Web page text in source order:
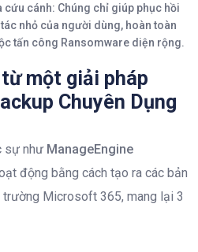
cứu cánh: Chúng chỉ giúp phục hồi
nhỏ của người dùng, hoàn toàn
tấn công Ransomware diện rộng.
một giải pháp
Chuyên Dụng
sự như ManageEngine
động bằng cách tạo ra các bản
Microsoft 365, mang lại 3